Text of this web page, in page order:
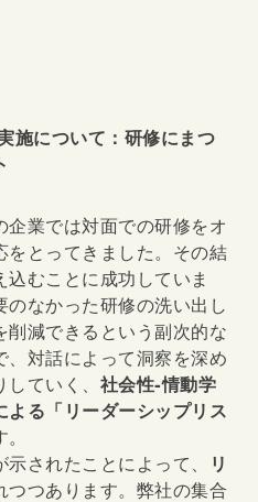
施について：研修にまつ
企業では対面での研修をオ
をとってきました。その結
むことに成功していま
なかった研修の洗い出し
削減できるという副次的な
対話によって洞察を深め
ていく、 社会性-情動学
よる「リーダーシップリス
されたことによって、
リ
つつあります。弊社の集合